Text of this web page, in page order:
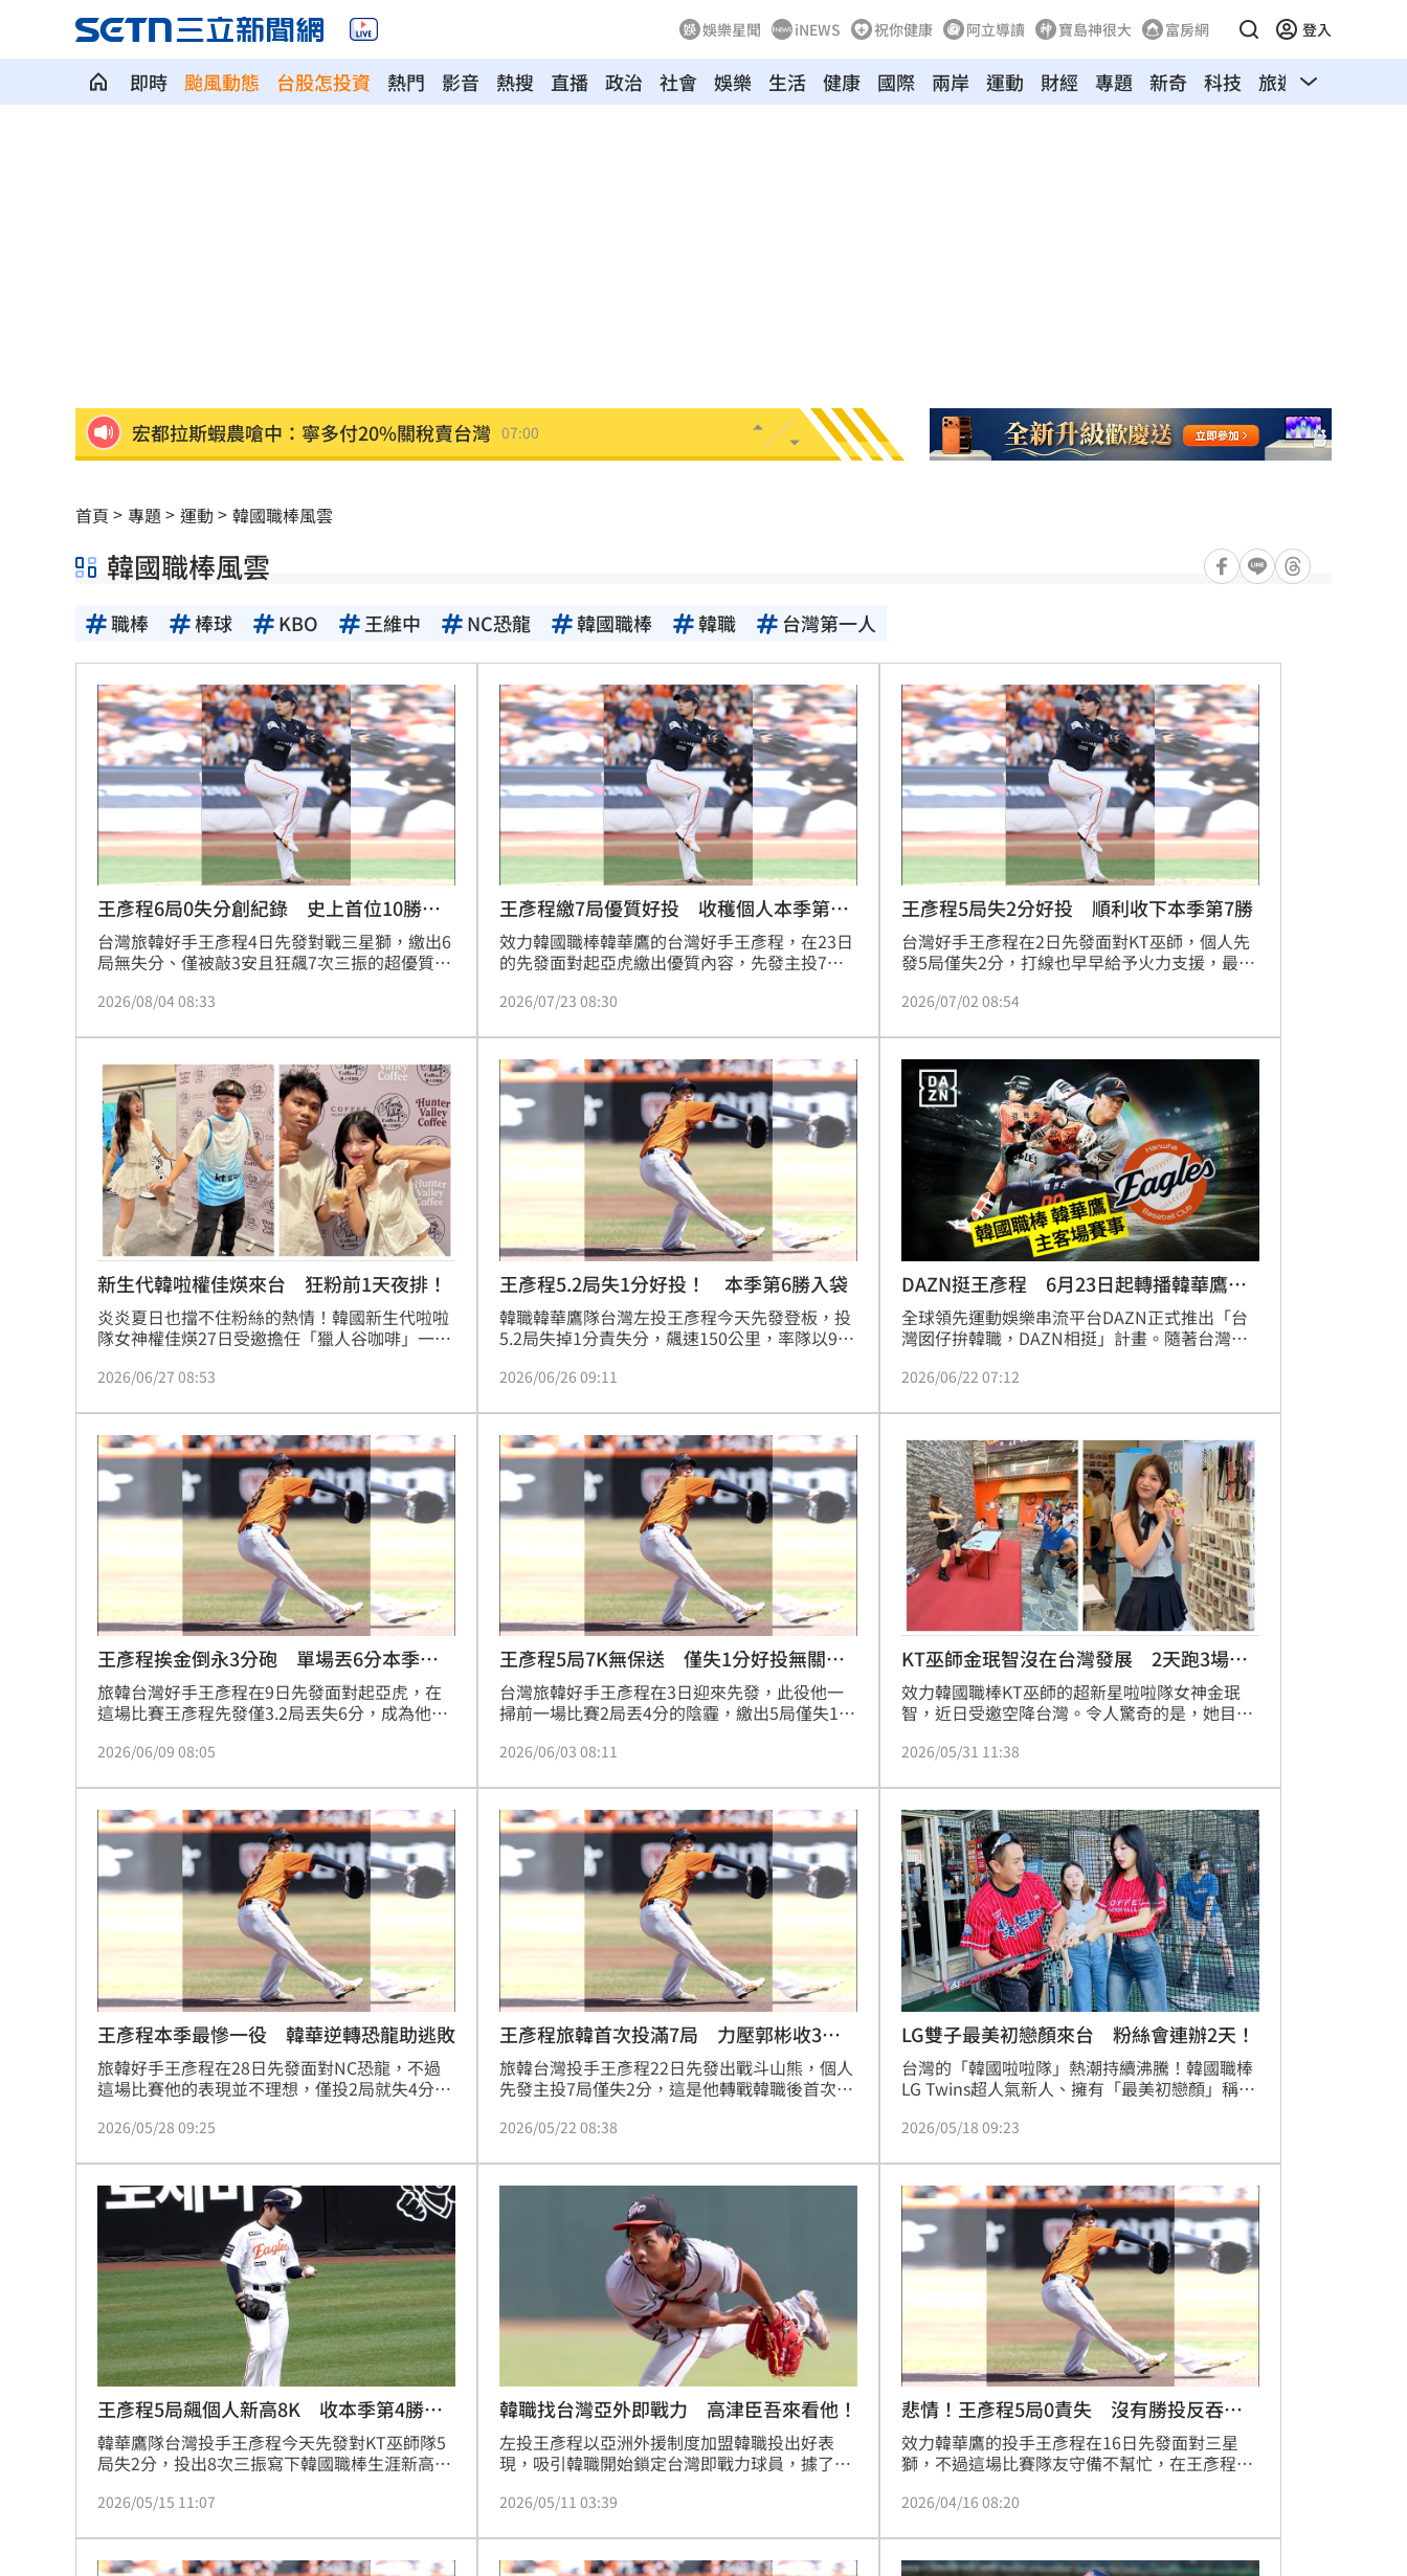
娛樂星聞 iNEWS 祝你健康 阿立導讀 寶島神很大 富房網 登入
即時 颱風動態 台股怎投資 熱門 影音 熱搜 直播 政治 社會 娛樂 生活 健康 國際 兩岸 運動 財經 專題 新奇 科技 旅遊 汽車
宏都拉斯蝦農嗆中：寧多付20%關稅賣台灣 07:00
白海豚劇烈降雨來了 8縣市大雨特報開炸
特斯拉撞12車！目擊者：賓士擋下救好多人
姜厚任女友「3碩1博」爆造假！本人發聲了 06:33
慈濟遭詐10億 AIT突發文打擊詐騙網笑翻
新北爆警匪追逐…轟4槍射3輪！破窗逮毒駕 06:08
強彈千點！「18檔」收復失土台股ETF
7月急跌觸底 高含積這幾檔受益人激增！
白海豚海警範圍擴大！最新暴風圈侵襲率曝
慈濟遭詐10億 國民黨不認錯反嗆⋯網炸鍋 05:43
就業意外爆冷！那指漲342點 標普500新高 05:23
美通過制裁案！川普可課俄國商品500%關稅 05:13
日本銀髮族瘋工作 逾4成想做到80歲
解散統促黨？他曝翁曉玲一招：恐白忙一場 04:58
台灣彩券開獎直播中 20:31
LIVE三立+24小時直播 15:27
三立iNEWS新聞台線上直播 18:00
商場戰國來臨 台中「頂奢大道」逐漸成形 12:00
台彩父親節推新刮刮樂千萬頭獎超「爸」氣 12:00
「拍片人的多重宇宙」職涯論壇9/12登場！
8國球員齊聚高雄 Formosa 7s掀足球熱潮 10:00
理想混蛋號召粉絲跨海追星吃美食！ 18:15
首頁 專題 運動 韓國職棒風雲
韓國職棒風雲
職棒 棒球 KBO 王維中 NC恐龍 韓國職棒 韓職 台灣第一人
王彥程6局0失分創紀錄 史上首位10勝亞
外
台灣旅韓好手王彥程4日先發對戰三星獅，繳出6
局無失分、僅被敲3安且狂飆7次三振的超優質表
第10勝，更創下韓職史上首位單季10勝亞洲外援
彥程展現強大危機處理能力，儘管開賽遇亂流，
但關鍵時刻總能化險為夷，整場用了106球完美
封鎖對手打線。這項紀錄不僅寫下個人職棒生涯
新頁，更讓王彥程在韓職戰場上的地位大幅提
升，成為本季最受矚目的投手之一，表現備受肯
定。
2026/08/04 08:33
王彥程繳7局優質好投 收穫個人本季第8
勝
效力韓國職棒韓華鷹的台灣好手王彥程，在23日
的先發面對起亞虎繳出優質內容，先發主投7局
最終以9：2拿下勝利，王彥程也順利收下個人本
2026/07/23 08:30
王彥程5局失2分好投 順利收下本季第7勝
台灣好手王彥程在2日先發面對KT巫師，個人先
發5局僅失2分，打線也早早給予火力支援，最終
人本季第7勝。
2026/07/02 08:54
新生代韓啦權佳煐來台 狂粉前1天夜排！
炎炎夏日也擋不住粉絲的熱情！韓國新生代啦啦
隊女神權佳煐27日受邀擔任「獵人谷咖啡」一日
絲調製摩卡咖啡，最後更帶領全場齊跳時下最夯
2026/06/27 08:53
王彥程5.2局失1分好投！ 本季第6勝入袋
韓職韓華鷹隊台灣左投王彥程今天先發登板，投
5.2局失掉1分責失分，飆速150公里，率隊以9比
投，為個人本季第6勝。
2026/06/26 09:11
DAZN挺王彥程 6月23日起轉播韓華鷹賽
事
全球領先運動娛樂串流平台DAZN正式推出「台
灣囡仔拚韓職，DAZN相挺」計畫。隨著台灣左
灣球迷高度關注，DAZN宣布6月23日起正式提供
即可使用手機、平板、電腦和智慧電視等跨平台
裝置，免費收看王彥程效力的韓華鷹隊主、客場
賽事，一同見證台灣好手在韓國職棒舞台上的奮
鬥歷程。
2026/06/22 07:12
王彥程挨金倒永3分砲 單場丟6分本季最
慘
旅韓台灣好手王彥程在9日先發面對起亞虎，在
這場比賽王彥程先發僅3.2局丟失6分，成為他旅
起亞虎強打金倒永全壘打。
2026/06/09 08:05
王彥程5局7K無保送 僅失1分好投無關勝
敗
台灣旅韓好手王彥程在3日迎來先發，此役他一
掃前一場比賽2局丟4分的陰霾，繳出5局僅失1分
山熊鏖戰到比賽後段仍無法分出勝負，最終雙方
2026/06/03 08:11
KT巫師金珉智沒在台灣發展 2天跑3場商
演
效力韓國職棒KT巫師的超新星啦啦隊女神金珉
智，近日受邀空降台灣。令人驚奇的是，她目前
高人氣，短短2天之內接連出席3場商業活動，付
動」吸金魅力！
2026/05/31 11:38
王彥程本季最慘一役 韓華逆轉恐龍助逃敗
旅韓好手王彥程在28日先發面對NC恐龍，不過
這場比賽他的表現並不理想，僅投2局就失4分退
7局開始3個半局攻下14分，大逆轉以16：7拿下
2026/05/28 09:25
王彥程旅韓首次投滿7局 力壓郭彬收3連
勝
旅韓台灣投手王彥程22日先發出戰斗山熊，個人
先發主投7局僅失2分，這是他轉戰韓職後首次投
色加上韓華鷹火力給予支援，最終韓華鷹以5：3
2026/05/22 08:38
LG雙子最美初戀顏來台 粉絲會連辦2天！
台灣的「韓國啦啦隊」熱潮持續沸騰！韓國職棒
LG Twins超人氣新人、擁有「最美初戀顏」稱號
在台灣首場「品牌粉絲見面會」！還獻出壘球初
2026/05/18 09:23
王彥程5局飆個人新高8K 收本季第4勝入
袋
韓華鷹隊台灣投手王彥程今天先發對KT巫師隊5
局失2分，投出8次三振寫下韓國職棒生涯新高，
比3贏球，王彥程取得本季第4勝。
2026/05/15 11:07
韓職找台灣亞外即戰力 高津臣吾來看他！
左投王彥程以亞洲外援制度加盟韓職投出好表
現，吸引韓職開始鎖定台灣即戰力球員，據了
隊到場觀賽，關注台電火球男王宇傑。
2026/05/11 03:39
悲情！王彥程5局0責失 沒有勝投反吞首
敗
效力韓華鷹的投手王彥程在16日先發面對三星
獅，不過這場比賽隊友守備不幫忙，在王彥程投
發胡拉多（Ariel Jurado）封鎖，最終王彥程雖
最終王彥程承擔個人本季首敗。
2026/04/16 08:20